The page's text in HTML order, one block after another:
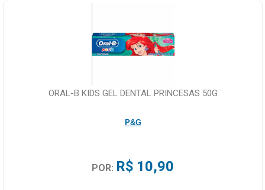
ORAL-B KIDS GEL DENTAL PRINCESAS 50G
P&G
POR: R$ 10,90